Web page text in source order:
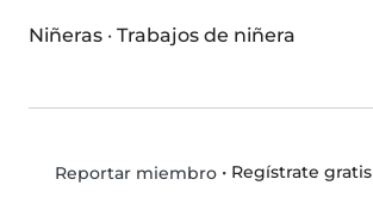
Niñeras · Trabajos de niñera
Reportar miembro• Regístrate gratis